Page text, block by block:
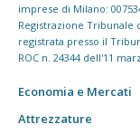
imprese di Milano:
Registrazione Tribunale
registrata presso il
ROC n. 24344 dell'11
Economia e Mercati
Attrezzature